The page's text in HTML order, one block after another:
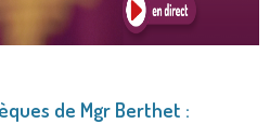
de Mgr Berthet :